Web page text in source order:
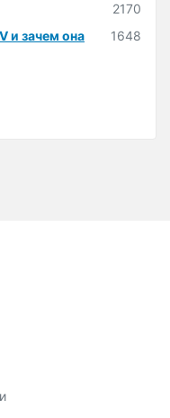
2170
и зачем она
1648